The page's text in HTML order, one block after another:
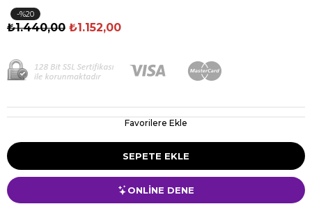
20
₺1.440,00 ₺1.152,00
Favorilere Ekle
ONLİNE DENE